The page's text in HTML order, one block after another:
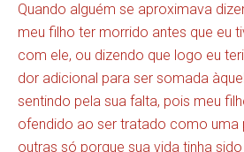
Quando alguém se aproximava
meu filho ter morrido antes que eu
com ele, ou dizendo que logo eu
dor adicional para ser somada
sentindo pela sua falta, pois meu
ofendido ao ser tratado como uma
outras só porque sua vida tinha